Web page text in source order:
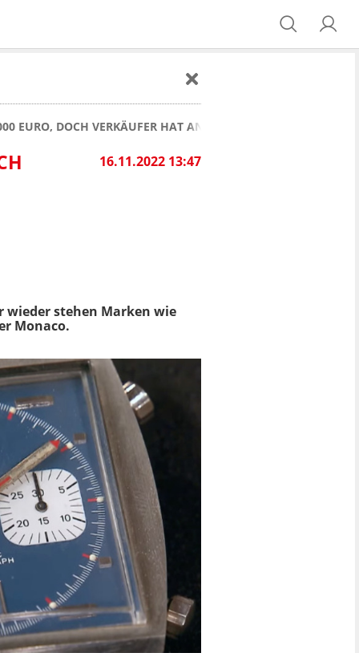
EURO, DOCH VERKÄUFER HAT ANDERE PLÄNE
16.11.2022 13:47
wieder stehen Marken wie
Monaco.